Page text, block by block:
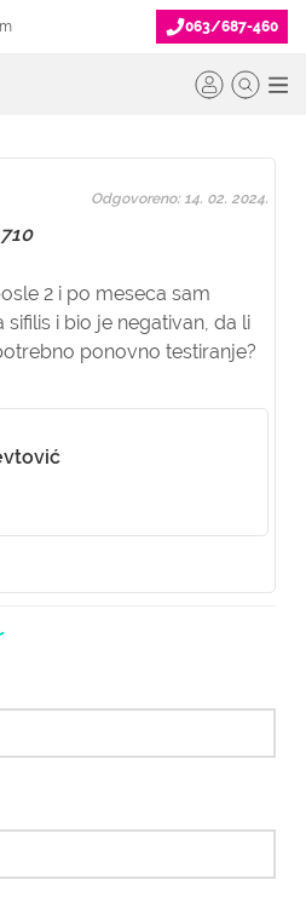
063/687-460
2 i po meseca sam
i bio je negativan, da li
ponovno testiranje?
Odgovoreno: 14. 02. 2024.